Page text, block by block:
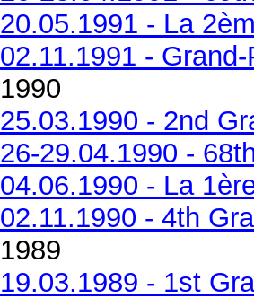
20.05.1991 - La
02.11.1991 -
1990
25.03.1990 - 2nd
26-29.04.1990 -
04.06.1990 - La
02.11.1990 - 4th
1989
19.03.1989 - 1st